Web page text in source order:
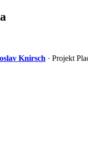
Knirsch · Projekt